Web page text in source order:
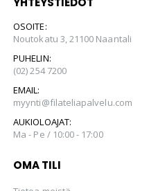
OSOITE:
Noutokatu 3, 21100 Naantali
PUHELIN:
(02) 254 7200
EMAIL:
myynti@filateliapalvelu.com
AUKIOLOAJAT:
Ma - Pe / 10:00 - 17:00
OMA TILI